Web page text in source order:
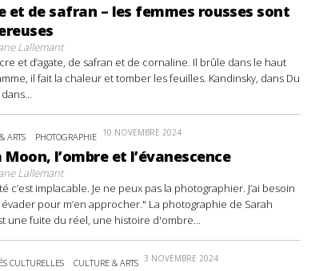
et de safran – les femmes rousses sont
Lallemant
et d’agate, de safran et de cornaline. Il brûle dans le haut
il fait la chaleur et tomber les feuilles. Kandinsky, dans Du
ARTS PHOTOGRAPHIE 10 NOVEMBRE 2024
Moon, l’ombre et l’évanescence
Lallemant
c’est implacable. Je ne peux pas la photographier. J’ai besoin
évader pour m’en approcher." La photographie de Sarah
une fuite du réel, une histoire d'ombre...
CULTURELLES CULTURE & ARTS 3 NOVEMBRE 2024